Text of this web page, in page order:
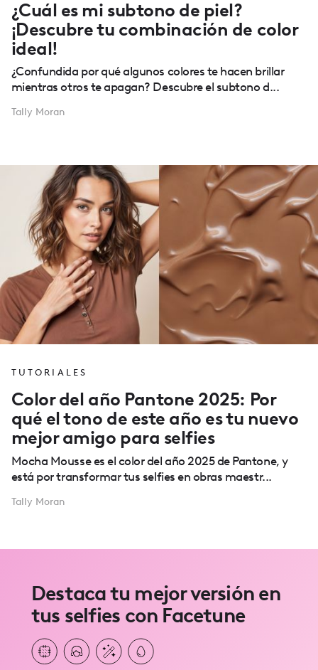
¿Cuál es mi subtono de piel?
¡Descubre tu combinación de color
ideal!
¿Confundida por qué algunos colores te hacen brillar
mientras otros te apagan? Descubre el subtono d...
Tally Moran
TUTORIALES
Color del año Pantone 2025: Por
qué el tono de este año es tu nuevo
mejor amigo para selfies
Mocha Mousse es el color del año 2025 de Pantone, y
está por transformar tus selfies en obras maestr...
Tally Moran
Destaca tu mejor versión en
tus selfies con Facetune